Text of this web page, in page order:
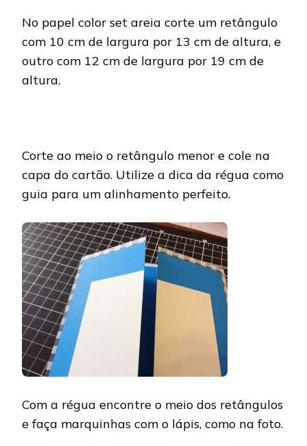
No papel color set areia corte um retângulo
com 10 cm de largura por 13 cm de altura, e
outro com 12 cm de largura por 19 cm de
altura.
Corte ao meio o retângulo menor e cole na
capa do cartão. Utilize a dica da régua como
guia para um alinhamento perfeito.
Com a régua encontre o meio dos retângulos
e faça marquinhas com o lápis, como na foto.